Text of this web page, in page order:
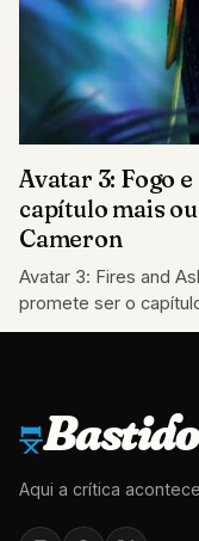
Avatar 3: Fogo
capítulo mais
Cameron
Avatar 3: Fires and
promete ser o
incríveis e escolhas…
Aqui a crítica